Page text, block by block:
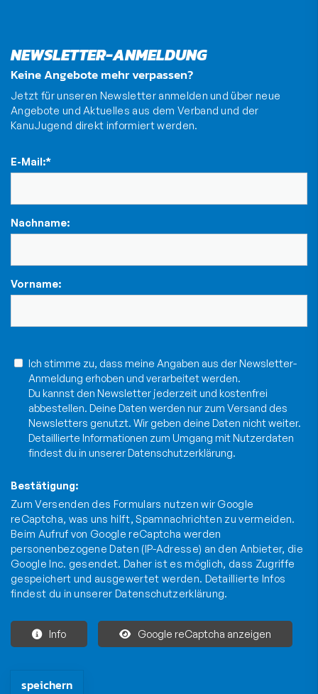
NEWSLETTER-ANMELDUNG
Keine Angebote mehr verpassen?
Jetzt für unseren Newsletter anmelden und über neue
Angebote und Aktuelles aus dem Verband und der
KanuJugend direkt informiert werden.
E-Mail:*
Nachname:
Vorname:
Ich stimme zu, dass meine Angaben aus der Newsletter-
Anmeldung erhoben und verarbeitet werden.
Du kannst den Newsletter jederzeit und kostenfrei
abbestellen. Deine Daten werden nur zum Versand des
Newsletters genutzt. Wir geben deine Daten nicht weiter.
Detaillierte Informationen zum Umgang mit Nutzerdaten
findest du in unsererDatenschutzerklärung.
Bestätigung:
Zum Versenden des Formulars nutzen wir Google
reCaptcha, was uns hilft, Spamnachrichten zu vermeiden.
Beim Aufruf von Google reCaptcha werden
personenbezogene Daten (IP-Adresse) an den Anbieter, die
Google Inc. gesendet. Daher ist es möglich, dass Zugriffe
gespeichert und ausgewertet werden. Detaillierte Infos
findest du in unsererDatenschutzerklärung.
Info Google reCaptcha anzeigen